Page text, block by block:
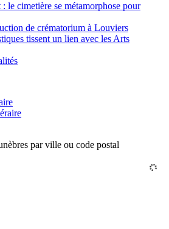
le cimetière se métamorphose pour
de crématorium à Louviers
tissent un lien avec les Arts
par ville ou code postal